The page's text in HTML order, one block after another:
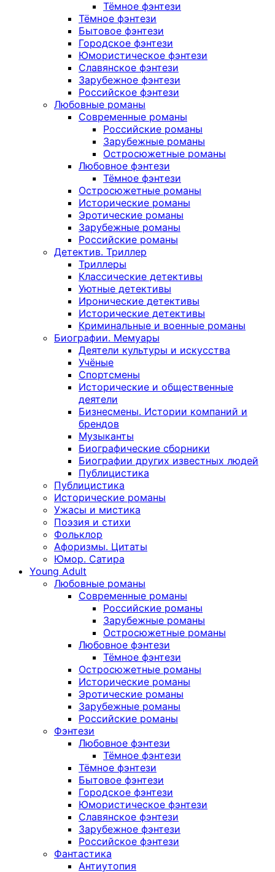
Тёмное фэнтези
Тёмное фэнтези
Бытовое фэнтези
Городское фэнтези
Юмористическое фэнтези
Славянское фэнтези
Зарубежное фэнтези
Российское фэнтези
Любовные романы
Современные романы
Российские романы
Зарубежные романы
Остросюжетные романы
Любовное фэнтези
Тёмное фэнтези
Остросюжетные романы
Исторические романы
Эротические романы
Зарубежные романы
Российские романы
Детектив. Триллер
Триллеры
Классические детективы
Уютные детективы
Иронические детективы
Исторические детективы
Криминальные и военные романы
Биографии. Мемуары
Деятели культуры и искусства
Учёные
Спортсмены
Исторические и общественные
деятели
Бизнесмены. Истории компаний и
брендов
Музыканты
Биографические сборники
Биографии других известных людей
Публицистика
Публицистика
Исторические романы
Ужасы и мистика
Поэзия и стихи
Фольклор
Афоризмы. Цитаты
Юмор. Сатира
Young Adult
Любовные романы
Современные романы
Российские романы
Зарубежные романы
Остросюжетные романы
Любовное фэнтези
Тёмное фэнтези
Остросюжетные романы
Исторические романы
Эротические романы
Зарубежные романы
Российские романы
Фэнтези
Любовное фэнтези
Тёмное фэнтези
Тёмное фэнтези
Бытовое фэнтези
Городское фэнтези
Юмористическое фэнтези
Славянское фэнтези
Зарубежное фэнтези
Российское фэнтези
Фантастика
Антиутопия